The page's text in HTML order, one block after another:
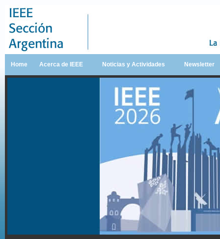
Home Acerca de IEEE Noticias y Actividades Newsletter